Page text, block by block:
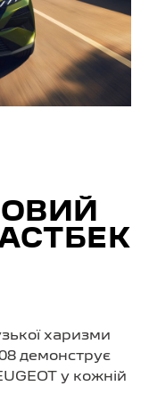
харизми
демонструє
у кожній